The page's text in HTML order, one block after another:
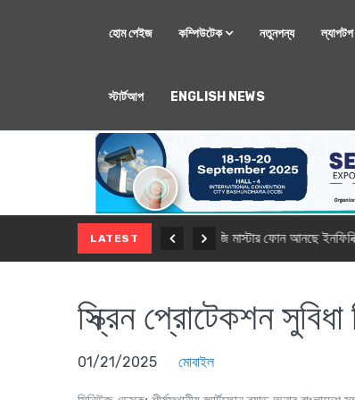
হোম পেইজ কম্পিউটেক নতুনপন্য ল্যাপটপ
স্টার্টআপ ENGLISH NEWS
LATEST মোবাইল নতুন সি-
স্ক্রিন প্রোটেকশন
01/21/2025 মোবাইল